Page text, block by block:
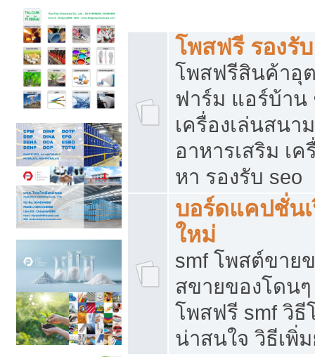
โพสฟรี รองรั
โพสฟรีสินค้าอุ
ฟาร์ม แอร์บ้าน
เครื่องเล่นสนา
อาหารเสริม เ
หา รองรับ seo
บอร์ดแคปชั่น
ใหม่
smf โพสต์ขาย
สขายของโดน
โพสฟรี smf วิธี
น่าสนใจ วิธีเพิ่